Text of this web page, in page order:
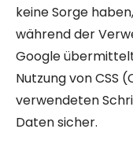
keine Sorge
während der
Google
Nutzung von CSS
verwendeten
Daten sicher.